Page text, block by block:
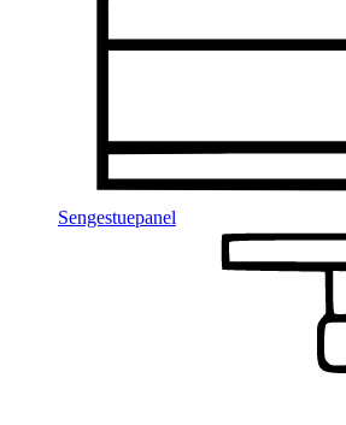
Sengestuepanel